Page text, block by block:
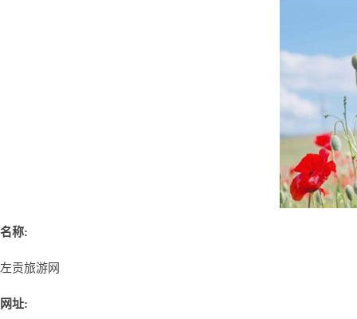
名称:
左贡旅游网
网址: